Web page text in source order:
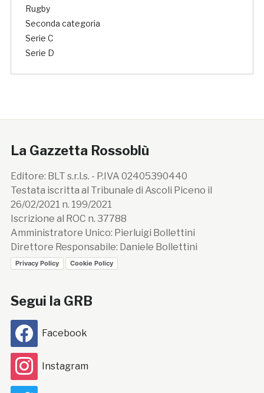
Rugby
Seconda categoria
Serie C
Serie D
La Gazzetta Rossoblù
Editore: BLT s.r.l.s. - P.IVA 02405390440
Testata iscritta al Tribunale di Ascoli Piceno il
26/02/2021 n. 199/2021
Iscrizione al ROC n. 37788
Amministratore Unico: Pierluigi Bollettini
Direttore Responsabile: Daniele Bollettini
Privacy Policy Cookie Policy
Segui la GRB
Facebook
Instagram